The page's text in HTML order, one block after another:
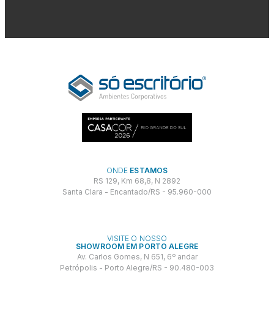
ONDE ESTAMOS
RS 129, Km 68,8, N 2892
Santa Clara - Encantado/RS - 95.960-000
VISITE O NOSSO
SHOWROOM EM PORTO ALEGRE
Av. Carlos Gomes, N 651, 6º andar
Petrópolis - Porto Alegre/RS - 90.480-003